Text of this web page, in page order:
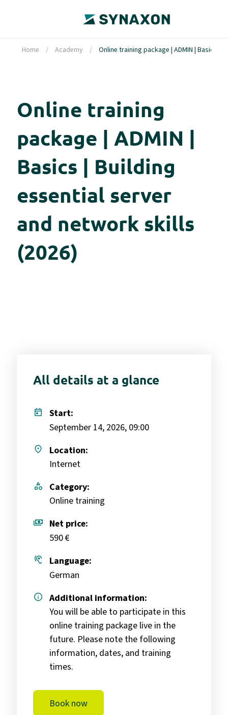
Home / Academy / Online training package | ADMIN | Basics |
Online training
package | ADMIN |
Basics | Building
essential server
and network skills
(2026)
All details at a glance
today
Start:
September 14, 2026, 09:00
place
Location:
Internet
category
Category:
Online training
payments Net price:
590 €
hearing
Language:
German
info Additional information:
You will be able to participate in this
online training package live in the
future. Please note the following
information, dates, and training
times.
Book now